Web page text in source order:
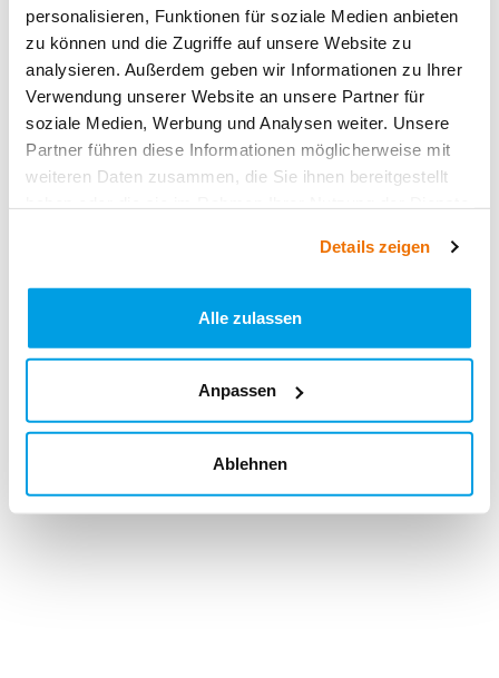
personalisieren, Funktionen für soziale Medien anbieten
zu können und die Zugriffe auf unsere Website zu
analysieren. Außerdem geben wir Informationen zu Ihrer
Verwendung unserer Website an unsere Partner für
soziale Medien, Werbung und Analysen weiter. Unsere
Partner führen diese Informationen möglicherweise mit
weiteren Daten zusammen, die Sie ihnen bereitgestellt
Details zeigen
Alle zulassen
Anpassen
Ablehnen